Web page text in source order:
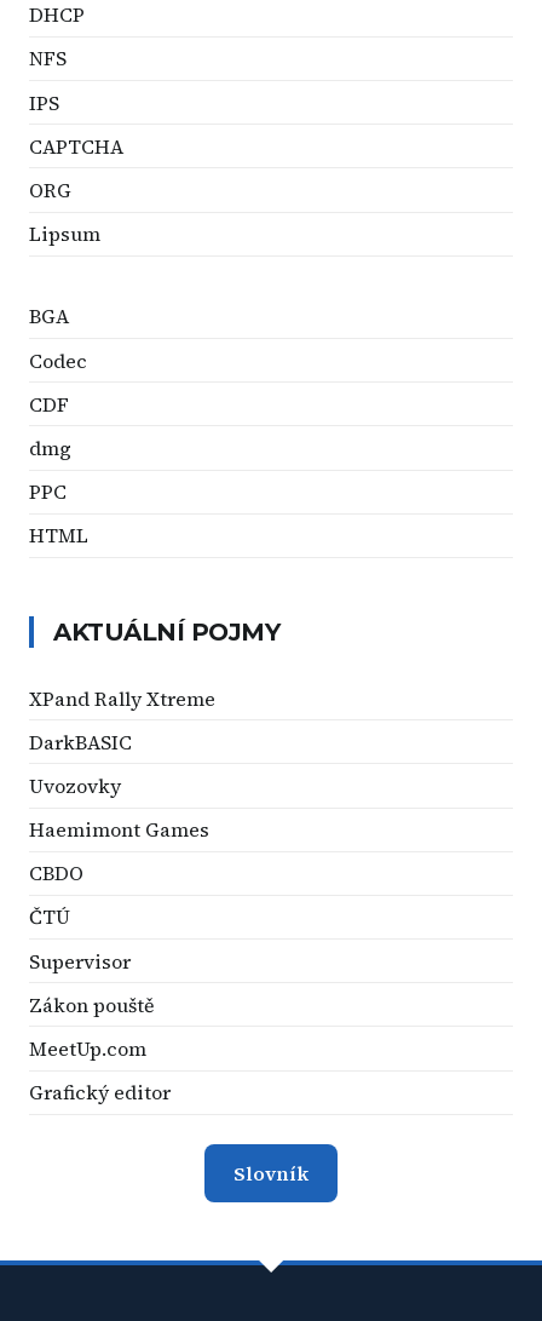
DHCP
NFS
IPS
CAPTCHA
ORG
Lipsum
BGA
Codec
CDF
dmg
PPC
HTML
AKTUÁLNÍ POJMY
XPand Rally Xtreme
DarkBASIC
Uvozovky
Haemimont Games
CBDO
ČTÚ
Supervisor
Zákon pouště
MeetUp.com
Grafický editor
Slovník